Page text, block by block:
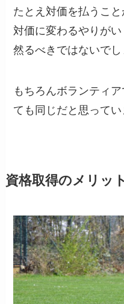
たとえ対価を払うこと
対価に変わるやりが
然るべきではないでし
もちろんボランティ
ても同じだと思ってい
資格取得のメリット